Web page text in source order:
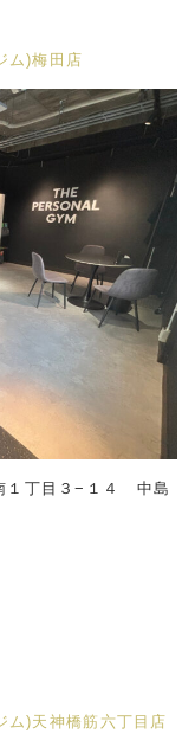
ム)梅田店
１丁目３−１４ 中島
)天神橋筋六丁目店